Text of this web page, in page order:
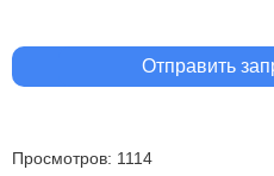
Отправить
Просмотров: 1114